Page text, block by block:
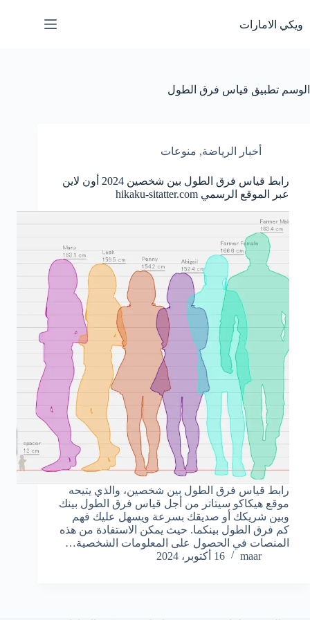
المحتوى
ويكي الامارات
الوسم تطبيق قياس فرق الطول
أخبار الرياضة, منوعات
رابط قياس فرق الطول بين شخصين 2024 أون لاين
عبر الموقع الرسمي hikaku-sitatter.com
رابط قياس فرق الطول بين شخصين، والذي يتيحه
موقع هيكاكو سيتاتر من أجل قياس فرق الطول بينك
وبين شريكك أو صديقك بسرعة ويسهل عليك فهم
كم فرق الطول بينكما. حيث يمكن الاستفادة من هذه
المنصات في الحصول على المعلومات الشخصية…
maar
16 أكتوبر، 2024